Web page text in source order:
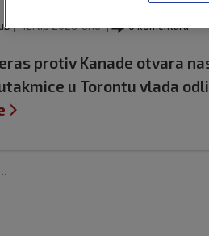
12. lip 2026 8:16 0 komentara
protiv Kanade otvara
u Torontu vlada